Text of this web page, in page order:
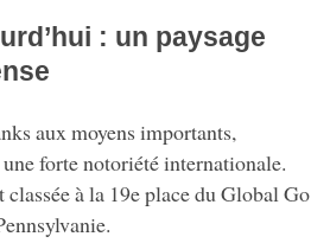
: un paysage
aux moyens importants,
forte notoriété internationale.
à la 19e place du Global Go